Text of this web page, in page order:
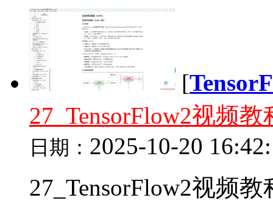
[
27_TensorFlow2视频
日期： 2025-10-20
27_TensorFlow2视频